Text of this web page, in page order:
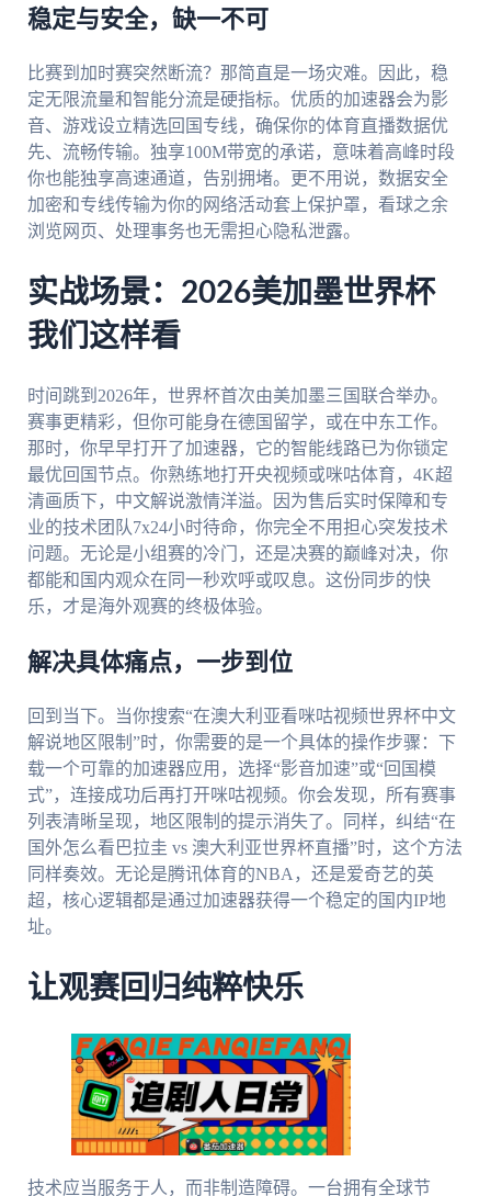
稳定与安全，缺一不可
比赛到加时赛突然断流？那简直是一场灾难。因此，稳
定无限流量和智能分流是硬指标。优质的加速器会为影
音、游戏设立精选回国专线，确保你的体育直播数据优
先、流畅传输。独享100M带宽的承诺，意味着高峰时段
你也能独享高速通道，告别拥堵。更不用说，数据安全
加密和专线传输为你的网络活动套上保护罩，看球之余
浏览网页、处理事务也无需担心隐私泄露。
实战场景：2026美加墨世界杯
我们这样看
时间跳到2026年，世界杯首次由美加墨三国联合举办。
赛事更精彩，但你可能身在德国留学，或在中东工作。
那时，你早早打开了加速器，它的智能线路已为你锁定
最优回国节点。你熟练地打开央视频或咪咕体育，4K超
清画质下，中文解说激情洋溢。因为售后实时保障和专
业的技术团队7x24小时待命，你完全不用担心突发技术
问题。无论是小组赛的冷门，还是决赛的巅峰对决，你
都能和国内观众在同一秒欢呼或叹息。这份同步的快
乐，才是海外观赛的终极体验。
解决具体痛点，一步到位
回到当下。当你搜索“在澳大利亚看咪咕视频世界杯中文
解说地区限制”时，你需要的是一个具体的操作步骤：下
载一个可靠的加速器应用，选择“影音加速”或“回国模
式”，连接成功后再打开咪咕视频。你会发现，所有赛事
列表清晰呈现，地区限制的提示消失了。同样，纠结“在
国外怎么看巴拉圭 vs 澳大利亚世界杯直播”时，这个方法
同样奏效。无论是腾讯体育的NBA，还是爱奇艺的英
超，核心逻辑都是通过加速器获得一个稳定的国内IP地
址。
让观赛回归纯粹快乐
技术应当服务于人，而非制造障碍。一台拥有全球节